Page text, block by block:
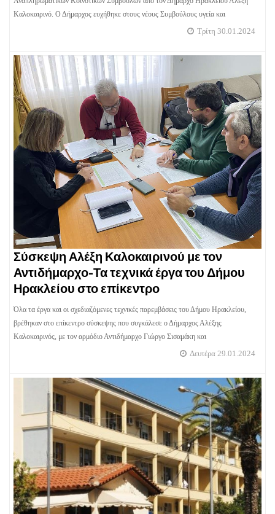
Καλοκαιρινό. Ο Δήμαρχος ευχήθηκε στους νέους Συμβούλους υγεία και
Τρίτη 30.01.2024
Σύσκεψη Αλέξη Καλοκαιρινού με τον
Αντιδήμαρχο-Τα τεχνικά έργα του Δήμου
Ηρακλείου στο επίκεντρο
Όλα τα έργα και οι σχεδιαζόμενες τεχνικές παρεμβάσεις του Δήμου Ηρακλείου,
βρέθηκαν στο επίκεντρο σύσκεψης που συγκάλεσε ο Δήμαρχος Αλέξης
Καλοκαιρινός, με τον αρμόδιο Αντιδήμαρχο Γιώργο Σισαμάκη και
Δευτέρα 29.01.2024